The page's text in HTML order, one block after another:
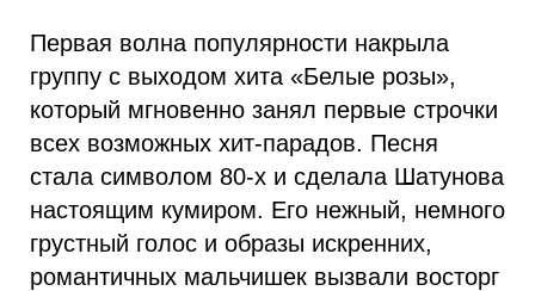
Первая волна популярности накрыла
группу с выходом хита «Белые розы»,
который мгновенно занял первые строчки
всех возможных хит-парадов. Песня
стала символом 80-х и сделала Шатунова
настоящим кумиром. Его нежный, немного
грустный голос и образы искренних,
романтичных мальчишек вызвали восторг